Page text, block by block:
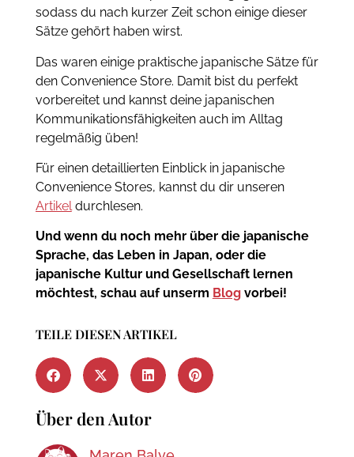
sodass du nach kurzer Zeit schon einige dieser
Sätze gehört haben wirst.
Das waren einige praktische japanische Sätze für
den Convenience Store. Damit bist du perfekt
vorbereitet und kannst deine japanischen
Kommunikationsfähigkeiten auch im Alltag
regelmäßig üben!
Für einen detaillierten Einblick in japanische
Convenience Stores, kannst du dir unseren
Artikeldurchlesen.
Und wenn du noch mehr über die japanische
Sprache, das Leben in Japan, oder die
japanische Kultur und Gesellschaft lernen
möchtest, schau auf unserm Blogvorbei!
TEILE DIESEN ARTIKEL
Über den Autor